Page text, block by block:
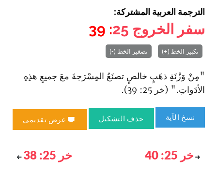
الترجمة العربية المشتركة:
سفر الخروج 25
: 39
تكبير الخط (+) تصغير الخط (-)
"مِنْ وَزْنَةِ ذهَبٍ خالصٍ تصنَعُ المِسْرَجةَ معَ جميعِ هذِهِ
الأدَواتِ." (خر 25: 39).
نسخ الآية حذف التشكيل عرض تقديمي
خر 25: 40 خر 25: 38